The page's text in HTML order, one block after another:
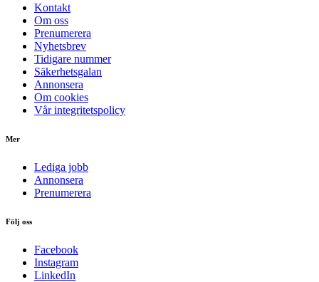
Kontakt
Om oss
Prenumerera
Nyhetsbrev
Tidigare nummer
Säkerhetsgalan
Annonsera
Om cookies
Vår integritetspolicy
Mer
Lediga jobb
Annonsera
Prenumerera
Följ oss
Facebook
Instagram
LinkedIn